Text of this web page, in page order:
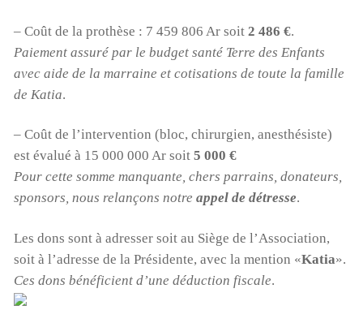
– Coût de la prothèse : 7 459 806 Ar soit 2 486 €.
Paiement assuré par le budget santé Terre des Enfants
avec aide de la marraine et cotisations de toute la famille
de Katia.
– Coût de l’intervention (bloc, chirurgien, anesthésiste)
est évalué à 15 000 000 Ar soit 5 000 €
Pour cette somme manquante, chers parrains, donateurs,
sponsors, nous relançons notre appel de détresse.
Les dons sont à adresser soit au Siège de l’Association,
soit à l’adresse de la Présidente, avec la mention «Katia».
Ces dons bénéficient d’une déduction fiscale.